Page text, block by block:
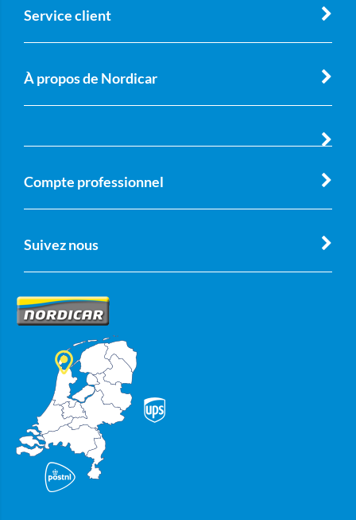
Service client
À propos de Nordicar
Compte professionnel
Suivez nous